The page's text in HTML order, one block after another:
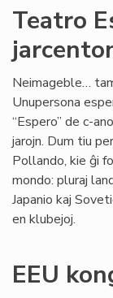
Teatro
Neimageble…
Unupersona
“Espero” de c-
jarojn. Dum tiu
Pollando, kie ĝi
mondo: pluraj
Japanio kaj
en klubejoj.
EEU